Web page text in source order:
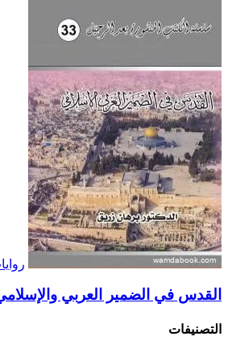
القدس في الضمير العربي
التصنيفات